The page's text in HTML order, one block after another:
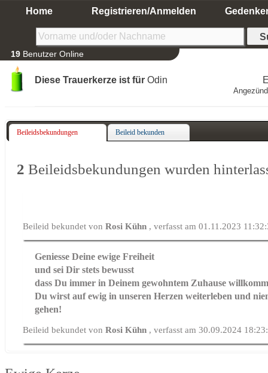
Home Registrieren/Anmelden
19 Benutzer Online
Diese Trauerkerze ist für Odin
Beileidsbekundungen Beileid bekunden
2 Beileidsbekundungen wurden
Beileid bekundet vonRosi Kühn , verfasst am 01.11.2023
Geniesse Deine ewige Freiheit
und sei Dir stets bewusst
dass Du immer in Deinem gewohntem Zuhause
Du wirst auf ewig in unseren Herzen weiterleben und
gehen!
Beileid bekundet vonRosi Kühn , verfasst am 30.09.2024